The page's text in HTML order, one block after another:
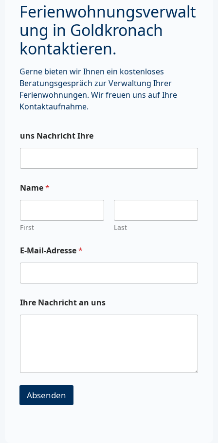
Ferienwohnungsverwalt
ung in Goldkronach
kontaktieren.
Gerne bieten wir Ihnen ein kostenloses
Beratungsgespräch zur Verwaltung Ihrer
Ferienwohnungen. Wir freuen uns auf Ihre
Kontaktaufnahme.
uns Nachricht Ihre
Name*
First Last
E-Mail-Adresse*
Ihre Nachricht an uns
Absenden